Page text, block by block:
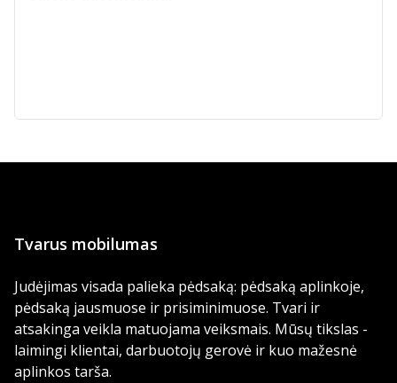
Tvarus mobilumas
Judėjimas visada palieka pėdsaką: pėdsaką aplinkoje,
pėdsaką jausmuose ir prisiminimuose. Tvari ir
atsakinga veikla matuojama veiksmais. Mūsų tikslas -
laimingi klientai, darbuotojų gerovė ir kuo mažesnė
aplinkos tarša.